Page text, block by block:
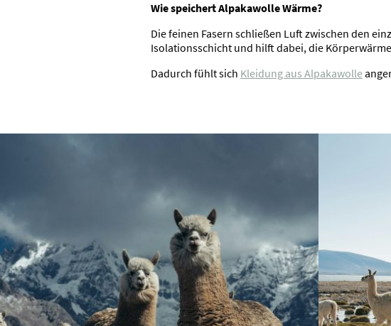
Wie speichert Alpakawolle Wärme?
Die feinen Fasern schließen Luft zwischen den
Isolationsschicht und hilft dabei, die
Dadurch fühlt sich Kleidung aus Alpakawolle